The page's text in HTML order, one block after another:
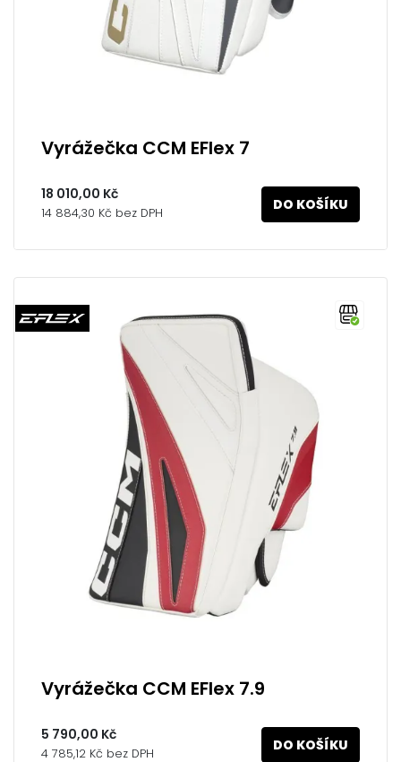
Vyrážečka CCM EFlex 7
18 010,00 Kč
14 884,30 Kč bez DPH DO KOŠÍKU
Vyrážečka CCM EFlex 7.9
5 790,00 Kč
4 785,12 Kč bez DPH DO KOŠÍKU